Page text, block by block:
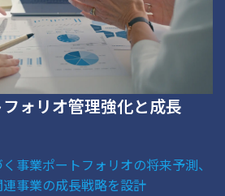
ォリオ管理強化と成長
事業ポートフォリオの将来予測、
事業の成長戦略を設計